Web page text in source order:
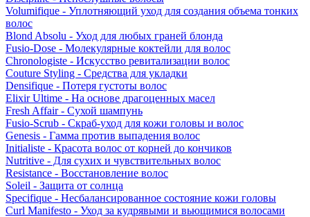
Volumifique - Уплотняющий уход для создания объема тонких
волос
Blond Absolu - Уход для любых граней блонда
Fusio-Dose - Молекулярные коктейли для волос
Chronologiste - Искусство ревитализации волос
Couture Styling - Средства для укладки
Densifique - Потеря густоты волос
Elixir Ultime - На основе драгоценных масел
Fresh Affair - Сухой шампунь
Fusio-Scrub - Скраб-уход для кожи головы и волос
Genesis - Гамма против выпадения волос
Initialiste - Красота волос от корней до кончиков
Nutritive - Для сухих и чувствительных волос
Resistance - Восстановление волос
Soleil - Защита от солнца
Specifique - Несбалансированное состояние кожи головы
Curl Manifesto - Уход за кудрявыми и вьющимися волосами